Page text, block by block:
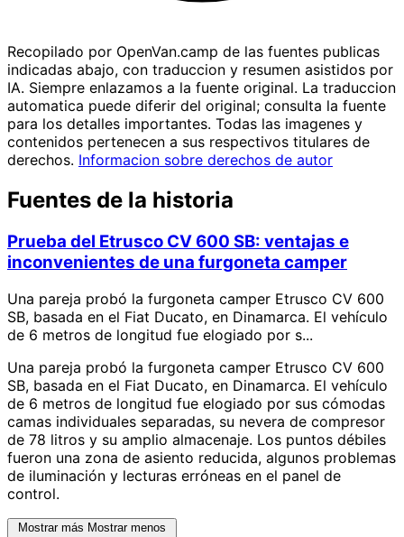
Recopilado por OpenVan.camp de las fuentes publicas
indicadas abajo, con traduccion y resumen asistidos por
IA. Siempre enlazamos a la fuente original. La traduccion
automatica puede diferir del original; consulta la fuente
para los detalles importantes. Todas las imagenes y
contenidos pertenecen a sus respectivos titulares de
derechos. Informacion sobre derechos de autor
Fuentes de la historia
Prueba del Etrusco CV 600 SB: ventajas e
inconvenientes de una furgoneta camper
Una pareja probó la furgoneta camper Etrusco CV 600
SB, basada en el Fiat Ducato, en Dinamarca. El vehículo
de 6 metros de longitud fue elogiado por s...
Una pareja probó la furgoneta camper Etrusco CV 600
SB, basada en el Fiat Ducato, en Dinamarca. El vehículo
de 6 metros de longitud fue elogiado por sus cómodas
camas individuales separadas, su nevera de compresor
de 78 litros y su amplio almacenaje. Los puntos débiles
fueron una zona de asiento reducida, algunos problemas
de iluminación y lecturas erróneas en el panel de
control.
Mostrar más Mostrar menos